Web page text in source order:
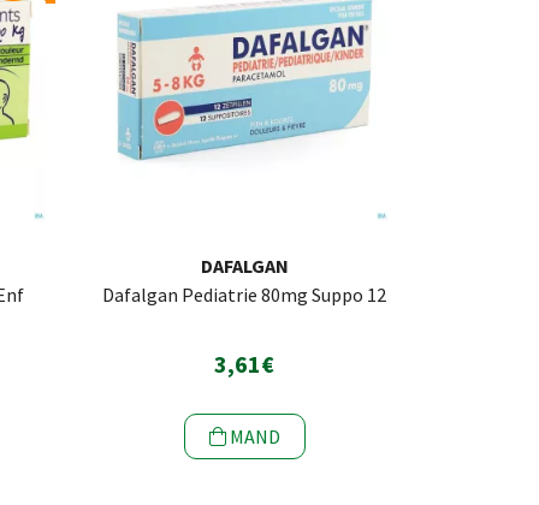
DAFALGAN
Dafalgan Pediatrie 80mg Suppo 12
3,61€
MAND